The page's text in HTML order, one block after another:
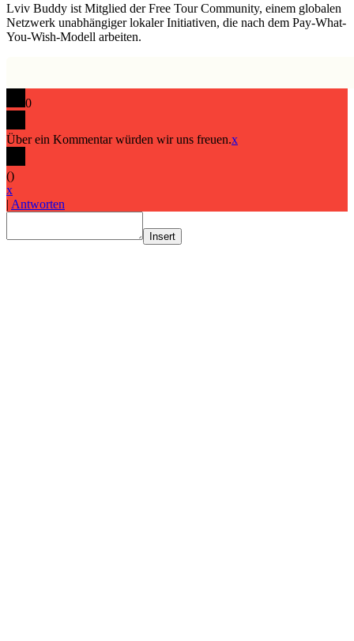
Lviv Buddy ist Mitglied der Free Tour Community, einem globalen
Netzwerk unabhängiger lokaler Initiativen, die nach dem Pay-What-
You-Wish-Modell arbeiten.
0
Über ein Kommentar würden wir uns freuen.x
()
x
| Antworten
Insert